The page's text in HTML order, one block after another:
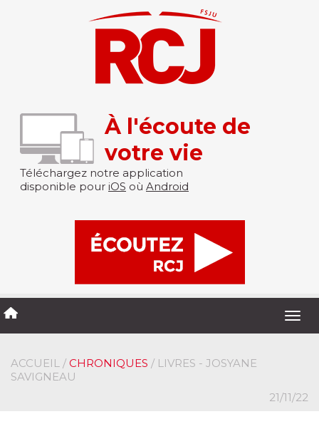
À l'écoute de
votre vie
Téléchargez notre application
disponible pour iOS où Android
ACCUEIL / CHRONIQUES / LIVRES - JOSYANE
SAVIGNEAU
21/11/22